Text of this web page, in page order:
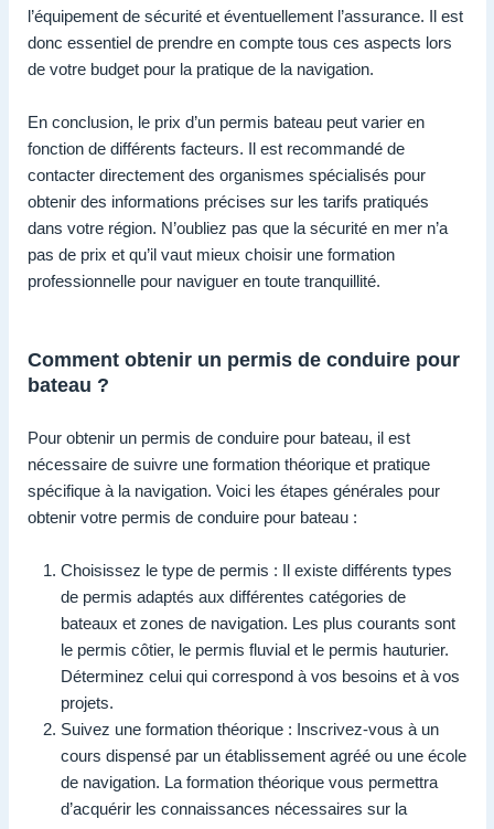
l’équipement de sécurité et éventuellement l’assurance. Il est
donc essentiel de prendre en compte tous ces aspects lors
de votre budget pour la pratique de la navigation.
En conclusion, le prix d’un permis bateau peut varier en
fonction de différents facteurs. Il est recommandé de
contacter directement des organismes spécialisés pour
obtenir des informations précises sur les tarifs pratiqués
dans votre région. N’oubliez pas que la sécurité en mer n’a
pas de prix et qu’il vaut mieux choisir une formation
professionnelle pour naviguer en toute tranquillité.
Comment obtenir un permis de conduire pour
bateau ?
Pour obtenir un permis de conduire pour bateau, il est
nécessaire de suivre une formation théorique et pratique
spécifique à la navigation. Voici les étapes générales pour
obtenir votre permis de conduire pour bateau :
Choisissez le type de permis : Il existe différents types
de permis adaptés aux différentes catégories de
bateaux et zones de navigation. Les plus courants sont
le permis côtier, le permis fluvial et le permis hauturier.
Déterminez celui qui correspond à vos besoins et à vos
projets.
Suivez une formation théorique : Inscrivez-vous à un
cours dispensé par un établissement agréé ou une école
de navigation. La formation théorique vous permettra
d’acquérir les connaissances nécessaires sur la